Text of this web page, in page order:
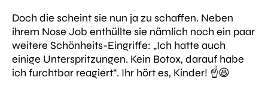
Doch die scheint sie nun ja zu schaffen. Neben
ihrem Nose Job enthüllte sie nämlich noch ein paar
weitere Schönheits-Eingriffe: „Ich hatte auch
einige Unterspritzungen. Kein Botox, darauf habe
ich furchtbar reagiert“. Ihr hört es, Kinder! ☝️😆